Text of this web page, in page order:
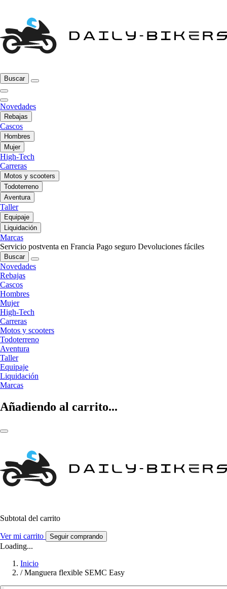
Buscar
Novedades
Rebajas
Cascos
Hombres
Mujer
High-Tech
Carreras
Motos y scooters
Todoterreno
Aventura
Taller
Equipaje
Liquidación
Marcas
Servicio postventa en Francia Pago seguro Devoluciones fáciles
Buscar
Novedades
Rebajas
Cascos
Hombres
Mujer
High-Tech
Carreras
Motos y scooters
Todoterreno
Aventura
Taller
Equipaje
Liquidación
Marcas
Añadiendo al carrito...
Subtotal del carrito
Ver mi carrito Seguir comprando
Loading...
Inicio
/ Manguera flexible SEMC Easy